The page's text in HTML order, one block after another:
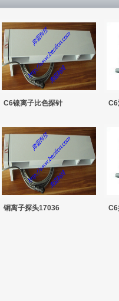
C6镍离子比色探针 C6
铜离子探头17036 C6